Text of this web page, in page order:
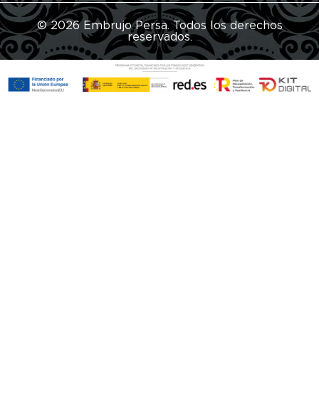
© 2026 Embrujo Persa. Todos los derechos
reservados.